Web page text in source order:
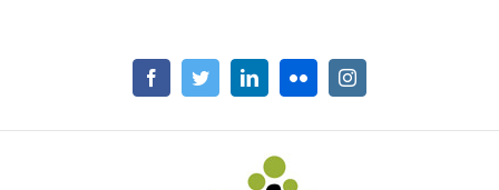
FacebookTwitterLinkedInFlickr Instagram